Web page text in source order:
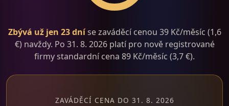
Zbývá už jen 23 dníse zaváděcí cenou 39 Kč/měsíc (1,6
€) navždy. Po 31. 8. 2026 platí pro nově registrované
firmy standardní cena 89 Kč/měsíc (3,7 €).
ZAVÁDĚCÍ CENA DO 31. 8. 2026